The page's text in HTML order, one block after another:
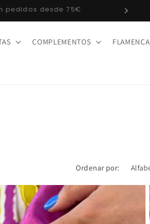
después. ¡Sin intereses!
COMPLEMENTOS FLAMENCA
Ordenar por: